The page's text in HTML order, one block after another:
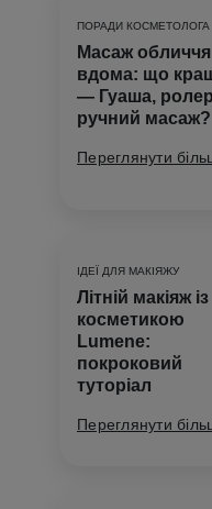
ПОРАДИ КОСМЕТОЛОГА
Масаж обличчя
вдома: що
— Гуаша,
ручний масаж?
Переглянути
ІДЕЇ ДЛЯ МАКІЯЖУ
Літній макіяж із
косметикою
Lumene:
покроковий
туторіал
Переглянути